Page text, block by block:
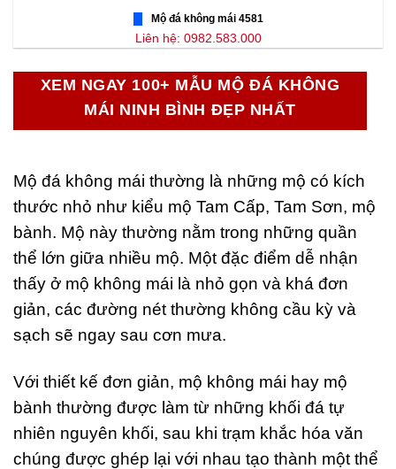
Mộ đá không mái 4581
Liên hệ: 0982.583.000
XEM NGAY 100+ MẪU MỘ ĐÁ KHÔNG
MÁI NINH BÌNH ĐẸP NHẤT
Mộ đá không mái thường là những mộ có kích
thước nhỏ như kiểu mộ Tam Cấp, Tam Sơn, mộ
bành. Mộ này thường nằm trong những quần
thể lớn giữa nhiều mộ. Một đặc điểm dễ nhận
thấy ở mộ không mái là nhỏ gọn và khá đơn
giản, các đường nét thường không cầu kỳ và
sạch sẽ ngay sau cơn mưa.
Với thiết kế đơn giản, mộ không mái hay mộ
bành thường được làm từ những khối đá tự
nhiên nguyên khối, sau khi trạm khắc hóa văn
chúng được ghép lại với nhau tạo thành một thể